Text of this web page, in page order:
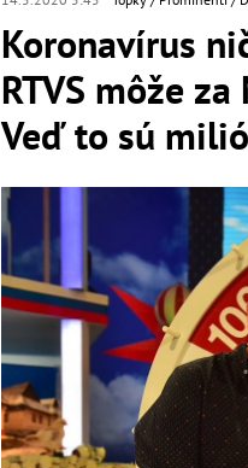
Koronavírus
RTVS môže
Veď to sú